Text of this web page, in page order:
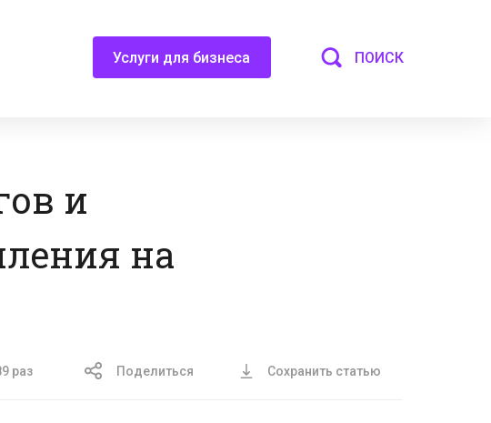
Услуги для бизнеса ПОИСК
и
на
раз Поделиться Сохранить статью